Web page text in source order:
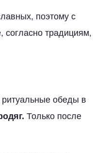
поэтому с
согласно традициям,
ритуальные обеды в
. Только после